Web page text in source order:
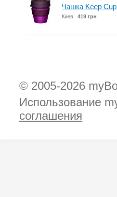
Чашка Keep
Киев 419 грн
© 2005-2026
Использование
соглашения